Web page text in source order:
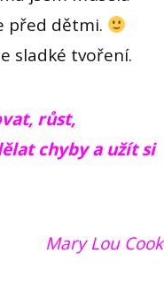
před dětmi.
sladké tvoření.
růst,
chyby a užít si
Mary Lou Cook